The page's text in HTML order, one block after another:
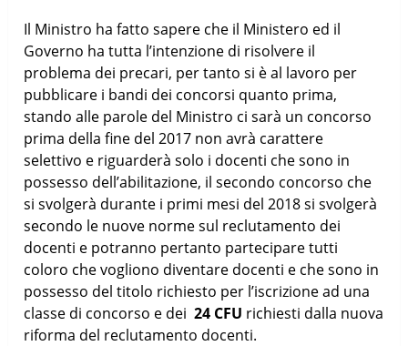
Il Ministro ha fatto sapere che il Ministero ed il
Governo ha tutta l’intenzione di risolvere il
problema dei precari, per tanto si è al lavoro per
pubblicare i bandi dei concorsi quanto prima,
stando alle parole del Ministro ci sarà un concorso
prima della fine del 2017 non avrà carattere
selettivo e riguarderà solo i docenti che sono in
possesso dell’abilitazione, il secondo concorso che
si svolgerà durante i primi mesi del 2018 si svolgerà
secondo le nuove norme sul reclutamento dei
docenti e potranno pertanto partecipare tutti
coloro che vogliono diventare docenti e che sono in
possesso del titolo richiesto per l’iscrizione ad una
classe di concorso e dei24 CFU richiesti dalla nuova
riforma del reclutamento docenti.